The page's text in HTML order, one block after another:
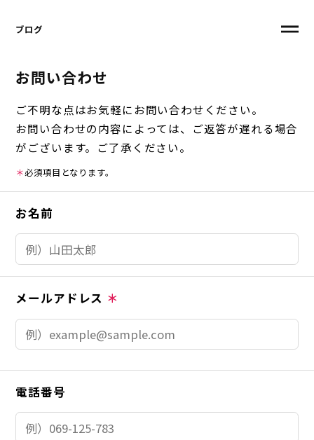
ブログ
お問い合わせ
ご不明な点はお気軽にお問い合わせください。
お問い合わせの内容によっては、ご返答が遅れる場合
がございます。ご了承ください。
＊必須項目となります。
お名前
メールアドレス ＊
電話番号